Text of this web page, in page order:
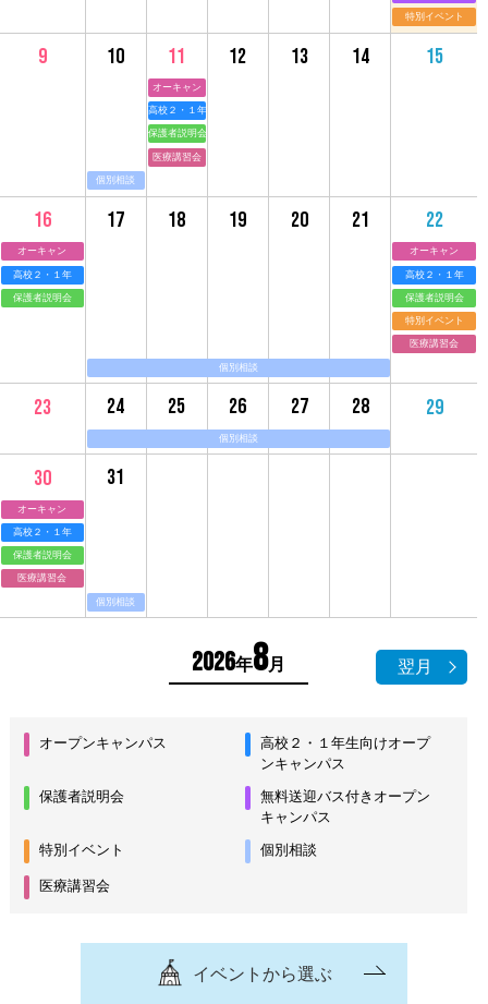
特別イベント
9 10
個別相談
11
オーキャン
高校２・１年
保護者説明会
医療講習会
12 13 14 15
16
オーキャン
高校２・１年
保護者説明会
17
個別相談
18 19 20 21 22
オーキャン
高校２・１年
保護者説明会
特別イベント
医療講習会
23 24
個別相談
25 26 27 28 29
30
オーキャン
高校２・１年
保護者説明会
医療講習会
31
個別相談
2026年8月 翌月
オープンキャンパス
高校２・１年生向けオープ
ンキャンパス
保護者説明会
無料送迎バス付きオープン
キャンパス
特別イベント
個別相談
医療講習会
イベントから選ぶ